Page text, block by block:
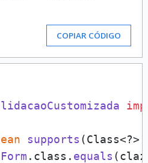
COPIAR CÓDIGO
supports (Class<?>
Form . class . equals